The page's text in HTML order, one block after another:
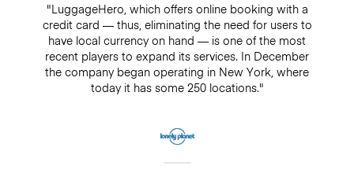
"LuggageHero, which offers online booking with a
credit card — thus, eliminating the need for users to
have local currency on hand — is one of the most
recent players to expand its services. In December
the company began operating in New York, where
today it has some 250 locations."